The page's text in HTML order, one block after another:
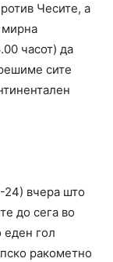
Чесите, а
мирна
часот) да
сите
вчера што
до сега во
еден гол
ракометно